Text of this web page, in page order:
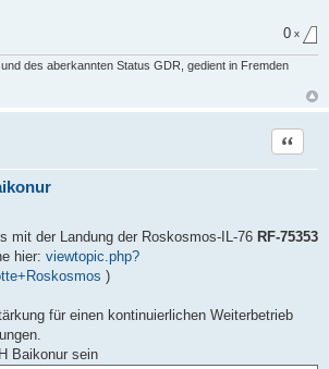
0 x
des aberkannten Status GDR, gedient in Fremden
Zitat
mit der Landung der Roskosmos-IL-76 RF-75353
hier: viewtopic.php?
)
für einen kontinuierlichen Weiterbetrieb
Baikonur sein